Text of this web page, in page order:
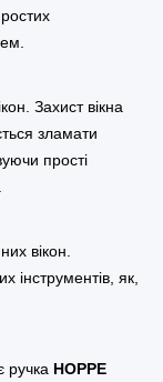
Захист вікна
зламати
прості
вікон.
інструментів, як,
ручка HOPPE